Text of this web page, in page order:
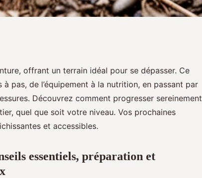
offrant un terrain idéal pour se dépasser. Ce
pas, de l’équipement à la nutrition, en passant par
Découvrez comment progresser sereinement
quel que soit votre niveau. Vos prochaines
et accessibles.
essentiels, préparation et